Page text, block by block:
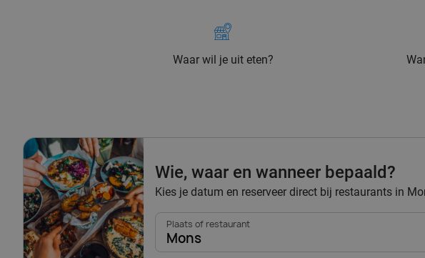
Waar wil je uit eten?
Wie, waar en wanneer bepaald?
Kies je datum en reserveer direct bij restaurants in
Plaats of restaurant
Mons